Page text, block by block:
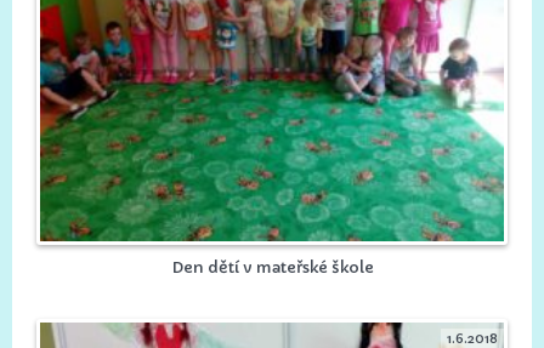
Den dětí v mateřské škole
1.6.2018